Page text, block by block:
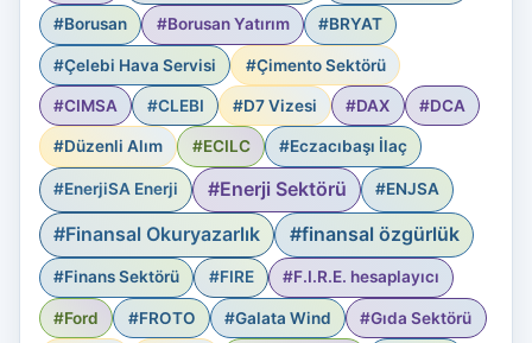
#Borusan #Borusan Yatırım #BRYAT
#Çelebi Hava Servisi #Çimento Sektörü
#CIMSA #CLEBI #D7 Vizesi #DAX #DCA
#Düzenli Alım #ECILC #Eczacıbaşı İlaç
#EnerjiSA Enerji #Enerji Sektörü #ENJSA
#Finansal Okuryazarlık #finansal özgürlük
#Finans Sektörü #FIRE #F.I.R.E. hesaplayıcı
#Ford #FROTO #Galata Wind #Gıda Sektörü